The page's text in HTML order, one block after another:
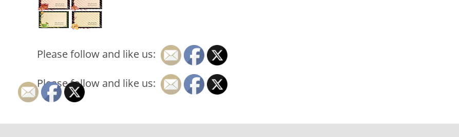
Please follow and like us:
Please follow and like us: